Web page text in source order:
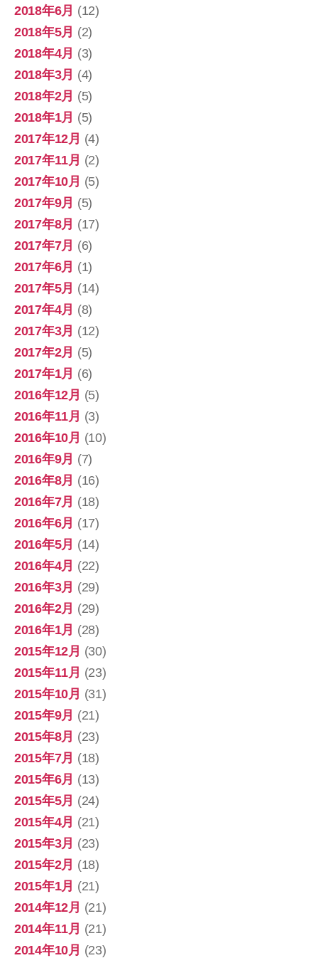
2018年6月 (12)
2018年5月 (2)
2018年4月 (3)
2018年3月 (4)
2018年2月 (5)
2018年1月 (5)
2017年12月 (4)
2017年11月 (2)
2017年10月 (5)
2017年9月 (5)
2017年8月 (17)
2017年7月 (6)
2017年6月 (1)
2017年5月 (14)
2017年4月 (8)
2017年3月 (12)
2017年2月 (5)
2017年1月 (6)
2016年12月 (5)
2016年11月 (3)
2016年10月 (10)
2016年9月 (7)
2016年8月 (16)
2016年7月 (18)
2016年6月 (17)
2016年5月 (14)
2016年4月 (22)
2016年3月 (29)
2016年2月 (29)
2016年1月 (28)
2015年12月 (30)
2015年11月 (23)
2015年10月 (31)
2015年9月 (21)
2015年8月 (23)
2015年7月 (18)
2015年6月 (13)
2015年5月 (24)
2015年4月 (21)
2015年3月 (23)
2015年2月 (18)
2015年1月 (21)
2014年12月 (21)
2014年11月 (21)
2014年10月 (23)